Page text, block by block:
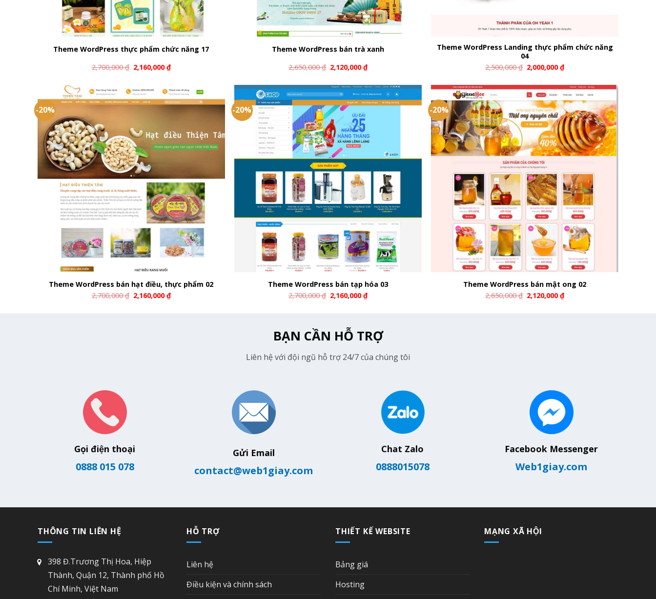
Theme WordPress thực phẩm chức năng 17
2,700,000₫ 2,160,000₫
Theme WordPress bán trà xanh
2,650,000₫ 2,120,000₫
Theme WordPress Landing thực phẩm chức năng
04
2,500,000₫ 2,000,000₫
-20%
Theme WordPress bán hạt điều, thực phẩm 02
2,700,000₫ 2,160,000₫
-20%
Theme WordPress bán tạp hóa 03
2,700,000₫ 2,160,000₫
-20%
Theme WordPress bán mật ong 02
2,650,000₫ 2,120,000₫
BẠN CẦN HỖ TRỢ
Liên hệ với đội ngũ hỗ trợ 24/7 của chúng tôi
Gọi điện thoại
0888 015 078
Gửi Email
contact@web1giay.com
Chat Zalo
0888015078
Facebook Messenger
Web1giay.com
THÔNG TIN LIÊN HỆ
398 Đ.Trương Thị Hoa, Hiệp
Thành, Quận 12, Thành phố Hồ
Chí Minh, Việt Nam
HỖ TRỢ
Liên hệ
Điều kiện và chính sách
THIẾT KẾ WEBSITE
Bảng giá
Hosting
MẠNG XÃ HỘI